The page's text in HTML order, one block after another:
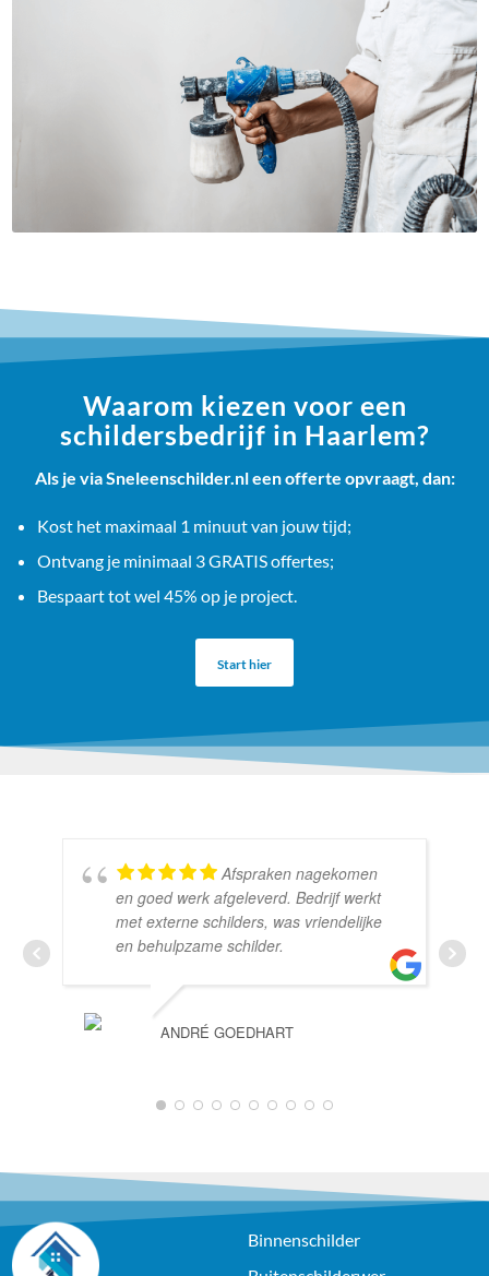
Waarom kiezen voor een
schildersbedrijf in Haarlem?
Als je via Sneleenschilder.nl een offerte opvraagt, dan:
Kost het maximaal 1 minuut van jouw tijd;
Ontvang je minimaal 3 GRATIS offertes;
Bespaart tot wel 45% op je project.
Start hier
Afspraken nagekomen
en goed werk afgeleverd. Bedrijf werkt
met externe schilders, was vriendelijke
en behulpzame schilder.
ANDRÉ GOEDHART
1 2 3 4 5 6 7 8 9 10
Binnenschilder